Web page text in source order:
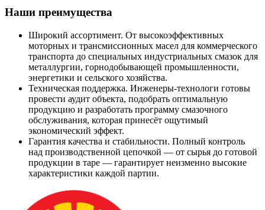
Наши преимущества
Широкий ассортимент. От высокоэффективных
моторных и трансмиссионных масел для коммерческого
транспорта до специальных индустриальных смазок для
металлургии, горнодобывающей промышленности,
энергетики и сельского хозяйства.
Техническая поддержка. Инженеры-технологи готовы
провести аудит объекта, подобрать оптимальную
продукцию и разработать программу смазочного
обслуживания, которая принесёт ощутимый
экономический эффект.
Гарантия качества и стабильности. Полный контроль
над производственной цепочкой — от сырья до готовой
продукции в таре — гарантирует неизменно высокие
характеристики каждой партии.